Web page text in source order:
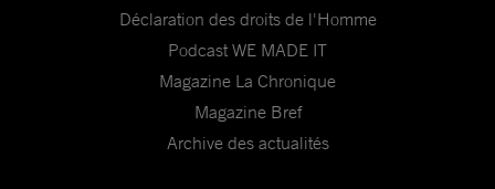
Déclaration des droits de l'Homme
Podcast WE MADE IT
Magazine La Chronique
Magazine Bref
Archive des actualités